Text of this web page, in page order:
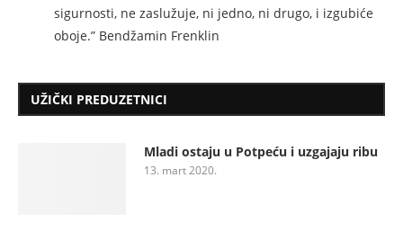
sigurnosti, ne zaslužuje, ni jedno, ni drugo, i izgubiće
oboje.” Bendžamin Frenklin
UŽIČKI PREDUZETNICI
Mladi ostaju u Potpeću i uzgajaju ribu
13. mart 2020.